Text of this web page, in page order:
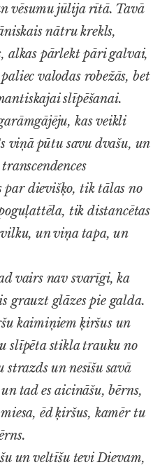
vēsumu jūlija rītā. Tavā
nātru krekls,
alkas pārlekt pāri galvai,
valodas robežās, bet
slīpēšanai.
kas veikli
viņā pūtu savu dvašu, un
par dievišķo, tik tālas no
tik distancētas
un viņa tapa, un
vairs nav svarīgi, ka
grauzt glāzes pie galda.
kaimiņiem ķiršus un
slīpēta stikla trauku no
strazds un nesīšu savā
tad es aicināšu, bērns,
ēd ķiršus, kamēr tu
un veltīšu tevi Dievam,